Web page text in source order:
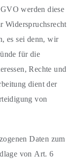
werden diese
Widerspruchsrecht
es sei denn, wir
für die
Rechte und
dient der
von
Daten zum
von Art. 6